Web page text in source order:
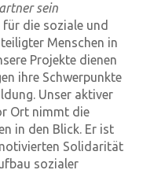
sein
die soziale und
Menschen in
Projekte dienen
ihre Schwerpunkte
Unser aktiver
Ort nimmt die
in den Blick. Er ist
Solidarität
sozialer